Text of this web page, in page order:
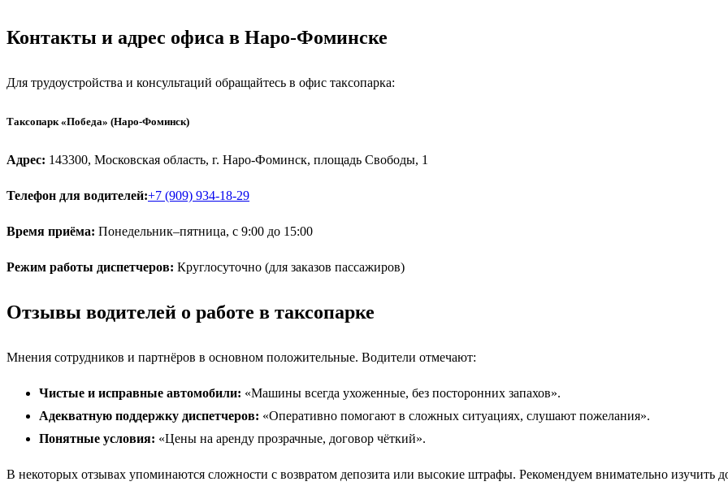
Контакты и адрес офиса в Наро-Фоминске
Для трудоустройства и консультаций обращайтесь в офис таксопарка:
Таксопарк «Победа» (Наро-Фоминск)
Адрес: 143300, Московская область, г. Наро-Фоминск, площадь Свободы, 1
Телефон для водителей:+7 (909) 934-18-29
Время приёма: Понедельник–пятница, с 9:00 до 15:00
Режим работы диспетчеров: Круглосуточно (для заказов пассажиров)
Отзывы водителей о работе в таксопарке
Мнения сотрудников и партнёров в основном положительные. Водители отмечают:
Чистые и исправные автомобили: «Машины всегда ухоженные, без посторонних запахов».
Адекватную поддержку диспетчеров: «Оперативно помогают в сложных ситуациях, слушают пожелания».
Понятные условия: «Цены на аренду прозрачные, договор чёткий».
В некоторых отзывах упоминаются сложности с возвратом депозита или высокие штрафы. Рекомендуем внимательно изучить